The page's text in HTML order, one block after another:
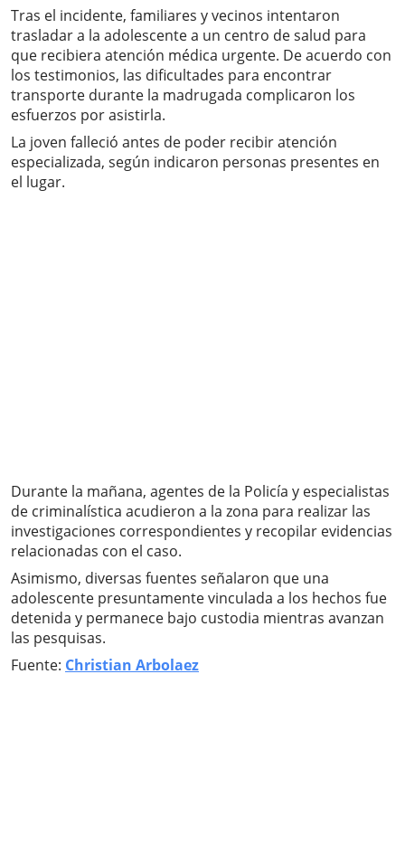
Tras el incidente, familiares y vecinos intentaron
trasladar a la adolescente a un centro de salud para
que recibiera atención médica urgente. De acuerdo con
los testimonios, las dificultades para encontrar
transporte durante la madrugada complicaron los
esfuerzos por asistirla.
La joven falleció antes de poder recibir atención
especializada, según indicaron personas presentes en
el lugar.
Durante la mañana, agentes de la Policía y especialistas
de criminalística acudieron a la zona para realizar las
investigaciones correspondientes y recopilar evidencias
relacionadas con el caso.
Asimismo, diversas fuentes señalaron que una
adolescente presuntamente vinculada a los hechos fue
detenida y permanece bajo custodia mientras avanzan
las pesquisas.
Fuente: Christian Arbolaez